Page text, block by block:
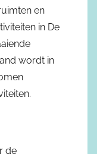
en
in De
wordt in
de